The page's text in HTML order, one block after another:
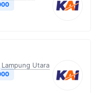
Lampung Utara